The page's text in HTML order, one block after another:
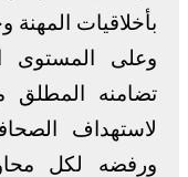
بأخلاقيات المهنة
وعلى المستوى
تضامنه المطلق
لاستهداف
ورفضه لكل